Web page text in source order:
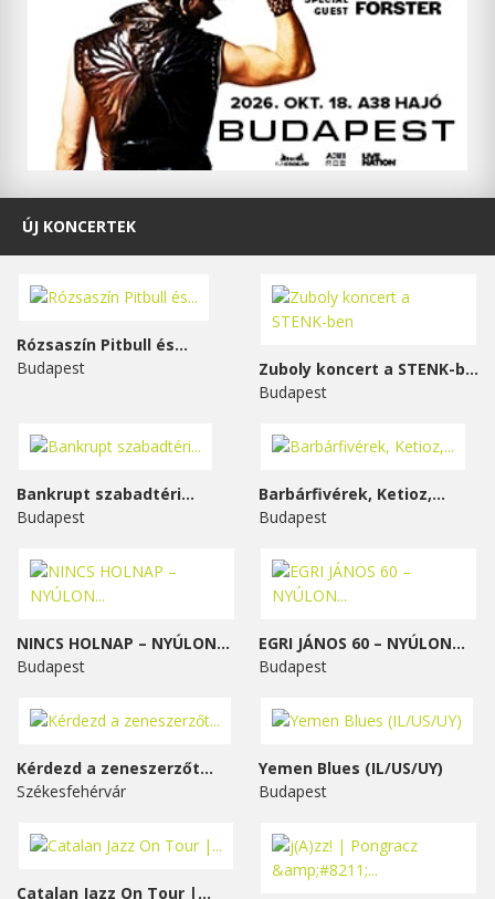
ÚJ KONCERTEK
Rózsaszín Pitbull és...
Budapest
Zuboly koncert a STENK-ben
Budapest
Bankrupt szabadtéri...
Budapest
Barbárfivérek, Ketioz,...
Budapest
NINCS HOLNAP – NYÚLON...
Budapest
EGRI JÁNOS 60 – NYÚLON...
Budapest
Kérdezd a zeneszerzőt...
Székesfehérvár
Yemen Blues (IL/US/UY)
Budapest
Catalan Jazz On Tour |...